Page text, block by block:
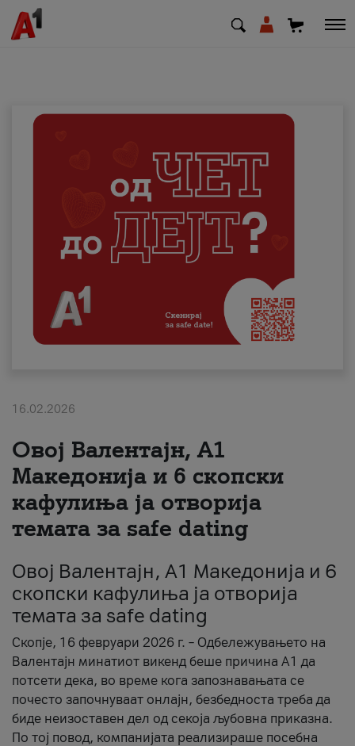
Деловни
Поддршка
Надополни кредит
Плати сметка
#ПодобарОнлајн
16.02.2026
Овој Валентајн, A1
Македонија и 6 скопски
кафулиња ја отворија
темата за safe dating
Овој Валентајн, A1 Македонија и 6
скопски кафулиња ја отворија
темата за safe dating
Скопје, 16 февруари 2026 г. – Одбележувањето на
Валентајн минатиот викенд беше причина А1 да
потсети дека, во време кога запознавањата се
почесто започнуваат онлајн, безбедноста треба да
биде неизоставен дел од секоја љубовна приказна.
По тој повод, компанијата реализираше посебна